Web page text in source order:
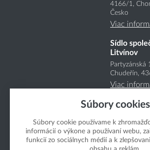
4166/1,
Česko
Viac
Sídlo
Litvínov
Partyzánská
Chudeřín,
Viac
Súbory cookies
Súbory cookie používame k
informácií o výkone a používaní webu,
funkcií zo sociálnych médií a k